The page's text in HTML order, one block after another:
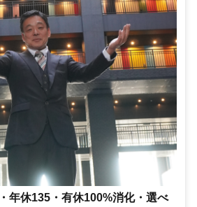
年休135・有休100%消化・選べ